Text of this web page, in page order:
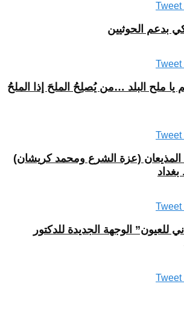
Tweet
بدعم الحوثيين
Tweet
يا ملح البلد …من يُصلِحُ الملحَ إذا الملحُ
Tweet
المذيعان (عزة الشرع ومحمد كريشان)
Tweet
للعيون” الوجهة الجديدة للدكتور
Tweet